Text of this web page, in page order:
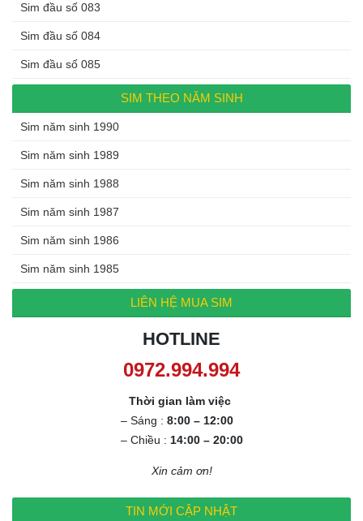
Sim đầu số 083
Sim đầu số 084
Sim đầu số 085
SIM THEO NĂM SINH
Sim năm sinh 1990
Sim năm sinh 1989
Sim năm sinh 1988
Sim năm sinh 1987
Sim năm sinh 1986
Sim năm sinh 1985
LIÊN HỆ MUA SIM
HOTLINE
0972.994.994
Thời gian làm việc
– Sáng : 8:00 – 12:00
– Chiều : 14:00 – 20:00
Xin cảm ơn!
TIN MỚI CẬP NHẬT